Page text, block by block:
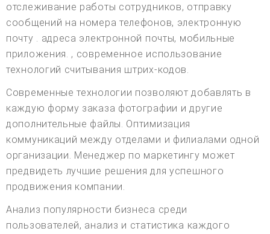
отслеживание работы сотрудников, отправку
сообщений на номера телефонов, электронную
почту . адреса электронной почты, мобильные
приложения. , современное использование
технологий считывания штрих-кодов.
Современные технологии позволяют добавлять в
каждую форму заказа фотографии и другие
дополнительные файлы. Оптимизация
коммуникаций между отделами и филиалами одной
организации. Менеджер по маркетингу может
предвидеть лучшие решения для успешного
продвижения компании.
Анализ популярности бизнеса среди
пользователей, анализ и статистика каждого